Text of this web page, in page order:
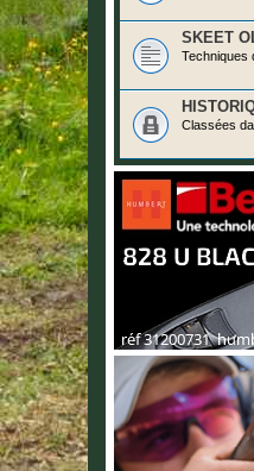
SKEET
Techniques
Classées